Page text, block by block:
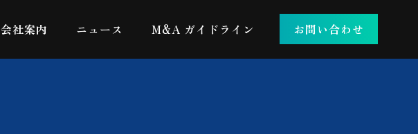
会社案内 ニュース M&A ガイドライン お問い合わせ